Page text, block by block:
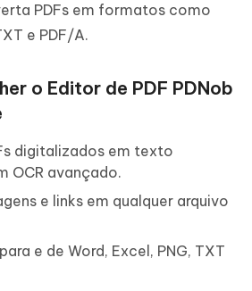
PDFs em formatos como
e PDF/A.
o Editor de PDF PDNob
digitalizados em texto
OCR avançado.
e links em qualquer arquivo
e de Word, Excel, PNG, TXT